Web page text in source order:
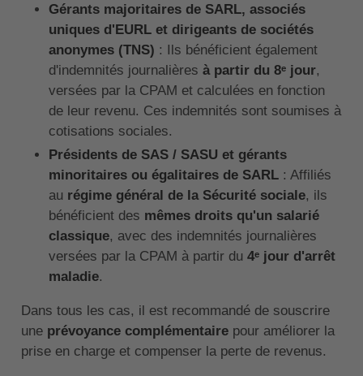
Gérants majoritaires de SARL, associés
uniques d'EURL et dirigeants de sociétés
anonymes (TNS) : Ils bénéficient également
d'indemnités journalières à partir du 8ᵉ jour,
versées par la CPAM et calculées en fonction
de leur revenu. Ces indemnités sont soumises à
cotisations sociales.
Présidents de SAS / SASU et gérants
minoritaires ou égalitaires de SARL: Affiliés
au régime général de la Sécurité sociale, ils
bénéficient des mêmes droits qu'un salarié
classique, avec des indemnités journalières
versées par la CPAM à partir du 4ᵉ jour d'arrêt
maladie.
Dans tous les cas, il est recommandé de souscrire
une prévoyance complémentairepour améliorer la
prise en charge et compenser la perte de revenus.